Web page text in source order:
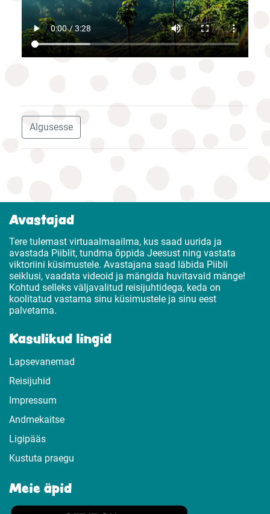
Algusesse
Avastajad
Tere tulemast virtuaalmaailma, kus saad uurida ja
avastada Piiblit, tundma õppida Jeesust ning vastata
viktoriini küsimustele. Avastajana saad läbida Piibli
seiklusi, vaadata videoid ja mängida huvitavaid mänge!
Kohtud selleks väljavalitud reisijuhtidega, keda on
koolitatud vastama sinu küsimustele ja sinu eest
palvetama.
Kasulikud lingid
Lapsevanemad
Reisijuhid
Impressum
Andmekaitse
Ligipääs
Kustuta praegu
Meie äpid